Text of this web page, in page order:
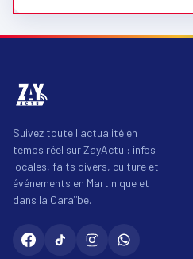
Suivez toute l'actualité en
temps réel sur ZayActu : infos
locales, faits divers, culture et
événements en Martinique et
dans la Caraïbe.